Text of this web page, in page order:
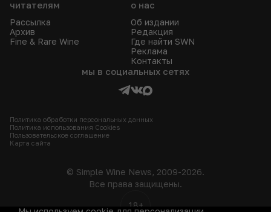
читателям
Рассылка
Архив
Fine & Rare Wine
о нас
Об издании
Редакция
Где найти SWN
Реклама
Контакты
мы в социальных сетях
Политика обработки персональных данных
Политика использования Сookies
Пользовательское соглашение
Карта сайта
18+
© Simple Wine News, 2009-2026.
Все права защищены.